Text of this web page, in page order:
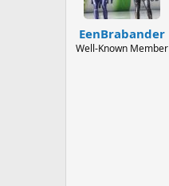
EenBrabander
Well-Known Member